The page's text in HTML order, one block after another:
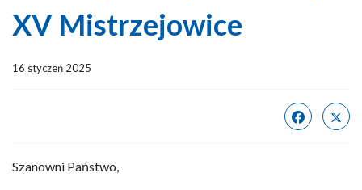
XV Mistrzejowice
16 styczeń 2025
Szanowni Państwo,